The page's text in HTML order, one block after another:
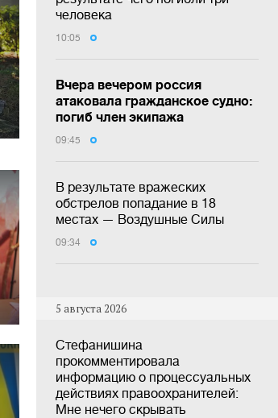
человека
10:05
Вчера вечером россия
атаковала гражданское судно:
погиб член экипажа
09:45
В результате вражеских
обстрелов попадание в 18
местах — Воздушные Силы
09:34
5 августа 2026
Стефанишина
прокомментировала
информацию о процессуальных
действиях правоохранителей:
Мне нечего скрывать